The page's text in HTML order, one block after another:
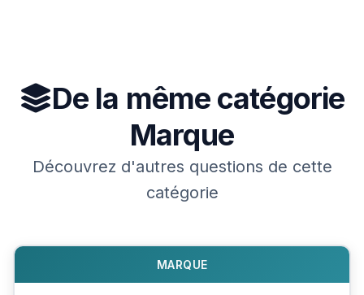
De la même catégorie
Marque
Découvrez d'autres questions de cette
catégorie
MARQUE